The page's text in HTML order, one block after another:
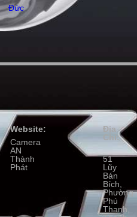
Đức
Website:
Camera
AN
Thành
Phát
Địa
Chỉ:
51
Lũy
Bán
Bích,
Phường
Phú
Thạnh,